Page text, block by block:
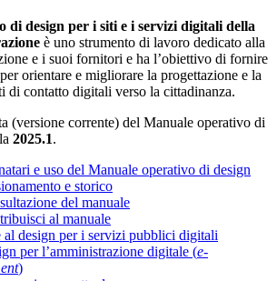
di design per i siti e i servizi digitali della
è uno strumento di lavoro dedicato alla
e i suoi fornitori e ha l’obiettivo di fornire
orientare e migliorare la progettazione e la
di contatto digitali verso la cittadinanza.
(versione corrente) del Manuale operativo di
2025.1.
e uso del Manuale operativo di design
e storico
del manuale
al manuale
al design per i servizi pubblici digitali
per l’amministrazione digitale (e-
)